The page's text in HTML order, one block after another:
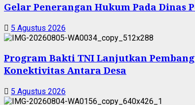
Gelar Penerangan Hukum Pada Dinas
5 Agustus 2026
Program Bakti TNI Lanjutkan
Konektivitas Antara Desa
5 Agustus 2026